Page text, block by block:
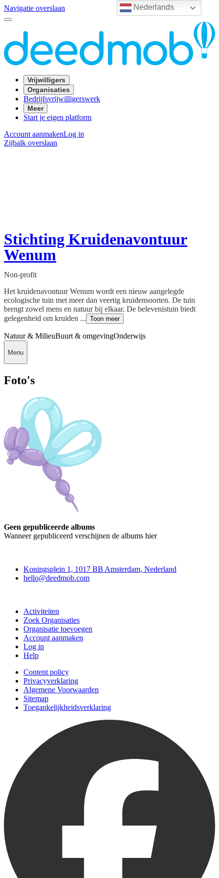
Nederlands
Navigatie overslaan
Vrijwilligers
Organisaties
Bedrijfsvrijwilligerswerk
Meer
Start je eigen platform
Account aanmakenLog in
Zijbalk overslaan
Stichting Kruidenavontuur
Wenum
Non-profit
Het kruidenavontuur Wenum wordt een nieuw aangelegde
ecologische tuin met meer dan veertig kruidensoorten. De tuin
brengt zowel mens en natuur bij elkaar. De belevenistuin biedt
gelegenheid om kruiden ... Toon meer
Natuur & MilieuBuurt & omgevingOnderwijs
Menu
Foto's
Geen gepubliceerde albums
Wanneer gepubliceerd verschijnen de albums hier
Koningsplein 1, 1017 BB Amsterdam, Nederland
hello@deedmob.com
Activiteiten
Zoek Organisaties
Organisatie toevoegen
Account aanmaken
Log in
Help
Content policy
Privacyverklaring
Algemene Voorwaarden
Sitemap
Toegankelijkheidsverklaring